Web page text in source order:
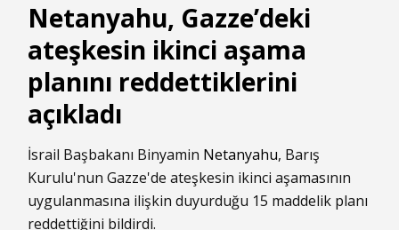
Netanyahu, Gazze’deki
ateşkesin ikinci aşama
planını reddettiklerini
açıkladı
İsrail Başbakanı Binyamin Netanyahu, Barış
Kurulu'nun Gazze'de ateşkesin ikinci aşamasının
uygulanmasına ilişkin duyurduğu 15 maddelik planı
reddettiğini bildirdi.